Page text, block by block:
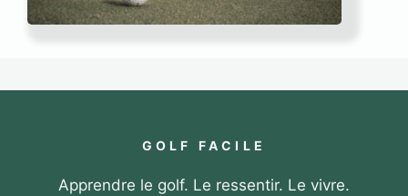
GOLF FACILE
Apprendre le golf. Le ressentir. Le vivre.